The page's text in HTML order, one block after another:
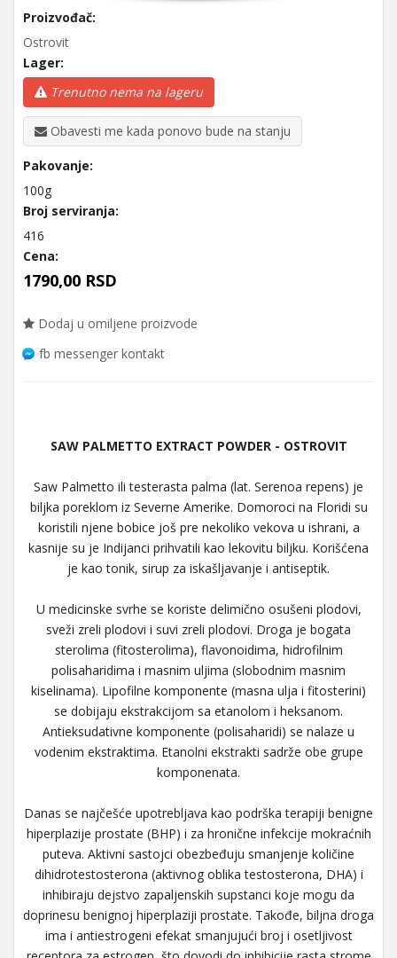
Proizvođač:
Ostrovit
Lager:
Trenutno nema na lageru
Obavesti me kada ponovo bude na stanju
Pakovanje:
100g
Broj serviranja:
416
Cena:
1790,00 RSD
Dodaj u omiljene proizvode
fb messenger kontakt
SAW PALMETTO EXTRACT POWDER - OSTROVIT
Saw Palmetto ili testerasta palma (lat. Serenoa repens) je
biljka poreklom iz Severne Amerike. Domoroci na Floridi su
koristili njene bobice još pre nekoliko vekova u ishrani, a
kasnije su je Indijanci prihvatili kao lekovitu biljku. Korišćena
je kao tonik, sirup za iskašljavanje i antiseptik.
U medicinske svrhe se koriste delimično osušeni plodovi,
sveži zreli plodovi i suvi zreli plodovi. Droga je bogata
sterolima (fitosterolima), flavonoidima, hidrofilnim
polisaharidima i masnim uljima (slobodnim masnim
kiselinama). Lipofilne komponente (masna ulja i fitosterini)
se dobijaju ekstrakcijom sa etanolom i heksanom.
Antieksudativne komponente (polisaharidi) se nalaze u
vodenim ekstraktima. Etanolni ekstrakti sadrže obe grupe
komponenata.
Danas se najčešće upotrebljava kao podrška terapiji benigne
hiperplazije prostate (BHP) i za hronične infekcije mokraćnih
puteva. Aktivni sastojci obezbeđuju smanjenje količine
dihidrotestosterona (aktivnog oblika testosterona, DHA) i
inhibiraju dejstvo zapaljenskih supstanci koje mogu da
doprinesu benignoj hiperplaziji prostate. Takođe, biljna droga
ima i antiestrogeni efekat smanjujući broj i osetljivost